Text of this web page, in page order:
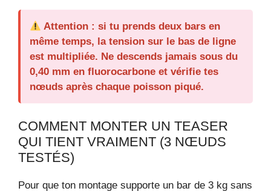
Attention : si tu prends deux bars en
même temps, la tension sur le bas de ligne
est multipliée. Ne descends jamais sous du
0,40 mm en fluorocarbone et vérifie tes
nœuds après chaque poisson piqué.
COMMENT MONTER UN TEASER
QUI TIENT VRAIMENT (3 NŒUDS
TESTÉS)
Pour que ton montage supporte un bar de 3 kg sans